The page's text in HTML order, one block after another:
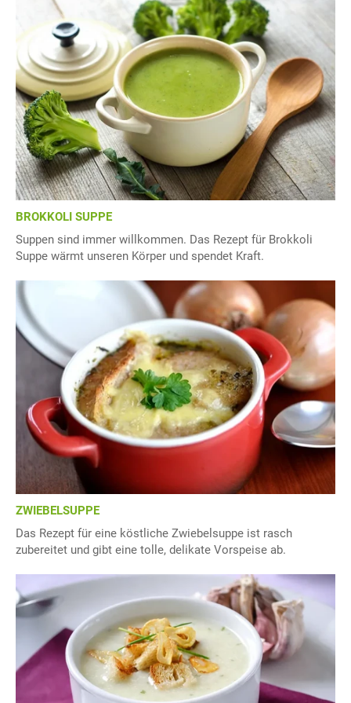
BROKKOLI SUPPE
Suppen sind immer willkommen. Das Rezept für Brokkoli
Suppe wärmt unseren Körper und spendet Kraft.
ZWIEBELSUPPE
Das Rezept für eine köstliche Zwiebelsuppe ist rasch
zubereitet und gibt eine tolle, delikate Vorspeise ab.